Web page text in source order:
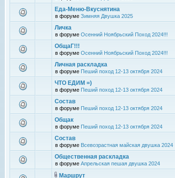
Еда-Меню-Вкуснятина
в форуме Зимняя Двушка 2025
Личка
в форуме Осенний Ноябрьский Поход 2024!!!
ОбщаГ!!!
в форуме Осенний Ноябрьский Поход 2024!!!
Личная раскладка
в форуме Пеший поход 12-13 октября 2024
ЧТО ЕДИМ =)
в форуме Пеший поход 12-13 октября 2024
Состав
в форуме Пеший поход 12-13 октября 2024
Общак
в форуме Пеший поход 12-13 октября 2024
Состав
в форуме Всевозрастная майская двушка 2024
Общественная раскладка
в форуме Апрельская пешая двушка 2024
Маршрут